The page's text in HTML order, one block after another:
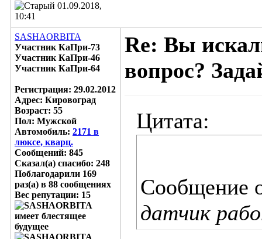
01.09.2018,
10:41
SASHAORBITA
Участник КаПри-73
Участник КаПри-46
Участник КаПри-64
Регистрация: 29.02.2012
Адрес: Кировоград
Возраст: 55
Пол: Мужской
Автомобиль: 2171 в
люксе, кварц.
Сообщений: 845
Сказал(а) спасибо: 248
Поблагодарили 169
раз(а) в 88 сообщениях
Вес репутации: 15
Re: Вы
вопрос?
Цитата:
Сообщение
датчик